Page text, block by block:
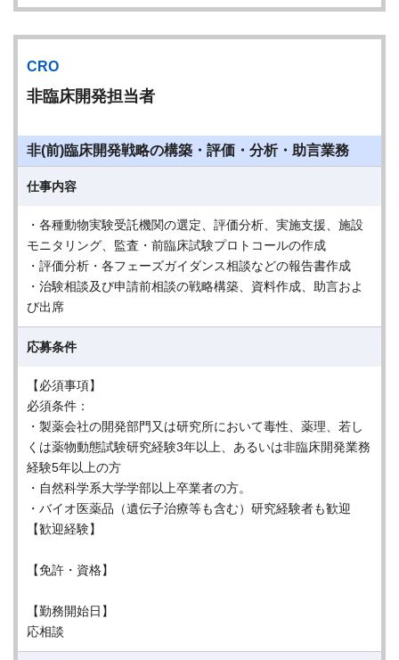
CRO
非臨床開発担当者
非(前)臨床開発戦略の構築・評価・分析・助言業務
仕事内容
・各種動物実験受託機関の選定、評価分析、実施支援、施設
モニタリング、監査・前臨床試験プロトコールの作成
・評価分析・各フェーズガイダンス相談などの報告書作成
・治験相談及び申請前相談の戦略構築、資料作成、助言およ
び出席
応募条件
【必須事項】
必須条件：
・製薬会社の開発部門又は研究所において毒性、薬理、若し
くは薬物動態試験研究経験3年以上、あるいは非臨床開発業務
経験5年以上の方
・自然科学系大学学部以上卒業者の方。
・バイオ医薬品（遺伝子治療等も含む）研究経験者も歓迎
【歓迎経験】
【免許・資格】
【勤務開始日】
応相談